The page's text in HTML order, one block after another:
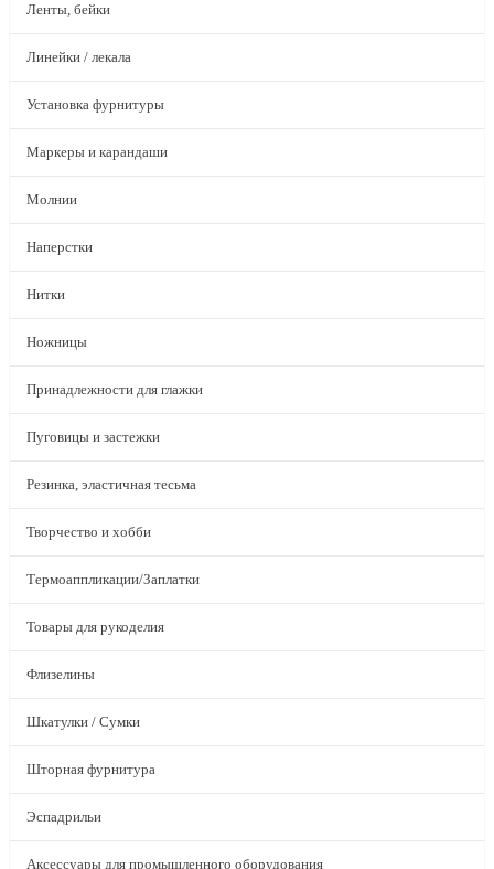
Ленты, бейки
Линейки / лекала
Установка фурнитуры
Маркеры и карандаши
Молнии
Наперстки
Нитки
Ножницы
Принадлежности для глажки
Пуговицы и застежки
Резинка, эластичная тесьма
Творчество и хобби
Термоаппликации/Заплатки
Товары для рукоделия
Флизелины
Шкатулки / Сумки
Шторная фурнитура
Эспадрильи
Аксессуары для промышленного оборудования